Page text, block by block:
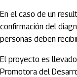
En el caso de un
confirmación del
personas deben
El proyecto es
Promotora del